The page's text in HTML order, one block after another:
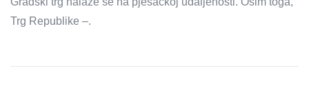
Trg Republike –.